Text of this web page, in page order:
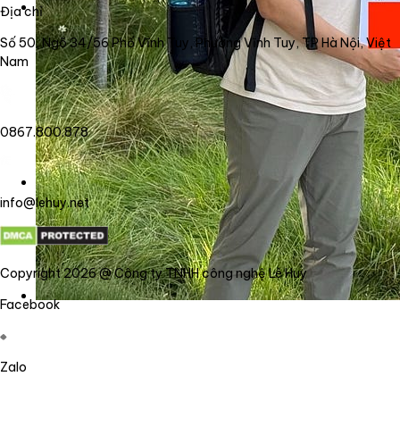
Địa chỉ
Số 50, Ngõ 34/56 Phố Vĩnh Tuy, Phường Vĩnh Tuy, TP Hà Nội, Việt
Nam
0867.800.878
info@lehuy.net
Copyright 2026 @ Công ty TNHH công nghệ Lê Huy
Facebook
Zalo